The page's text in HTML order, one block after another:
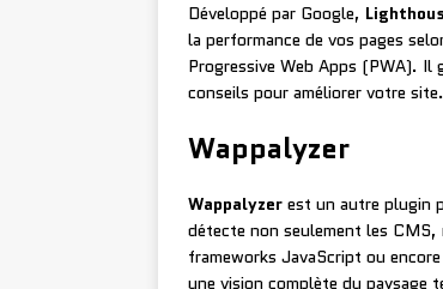
Développé par Google,
la performance de vos pages
Progressive Web Apps (PWA). Il
conseils pour améliorer votre site.
Wappalyzer
Wappalyzer est un autre plugin
détecte non seulement les CMS,
frameworks JavaScript ou
une vision complète du paysage